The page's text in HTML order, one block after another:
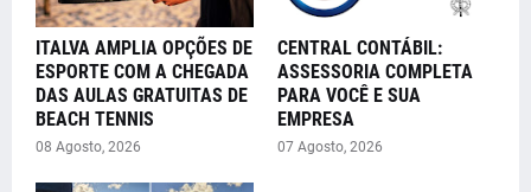
ITALVA AMPLIA OPÇÕES DE
ESPORTE COM A CHEGADA
DAS AULAS GRATUITAS DE
BEACH TENNIS
08 Agosto, 2026
CENTRAL CONTÁBIL:
ASSESSORIA COMPLETA
PARA VOCÊ E SUA
EMPRESA
07 Agosto, 2026